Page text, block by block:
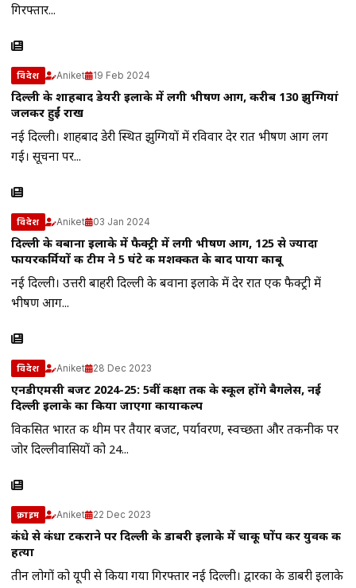
गिरफ्तार...
विदेश Aniket 19 Feb 2024
दिल्ली के शाहबाद डेयरी इलाके में लगी भीषण आग, करीब 130 झुग्गियां
जलकर हुईं राख
नई दिल्ली। शाहबाद डेरी स्थित झुग्गियों में रविवार देर रात भीषण आग लग
गई। सूचना पर...
विदेश Aniket 03 Jan 2024
दिल्ली के वबाना इलाके में फैक्ट्री में लगी भीषण आग, 125 से ज्यादा
फायरकर्मियों की टीम ने 5 घंटे की मशक्कत के बाद पाया काबू
नई दिल्ली। उत्तरी बाहरी दिल्ली के बवाना इलाके में देर रात एक फैक्ट्री में
भीषण आग...
विदेश Aniket 28 Dec 2023
एनडीएमसी बजट 2024-25: 5वीं कक्षा तक के स्कूल होंगे बैगलेस, नई
दिल्ली इलाके का किया जाएगा कायाकल्प
विकसित भारत की थीम पर तैयार बजट, पर्यावरण, स्वच्छता और तकनीक पर
जोर दिल्लीवासियों को 24...
क्राइम Aniket 22 Dec 2023
कंधे से कंधा टकराने पर दिल्ली के डाबरी इलाके में चाकू घोंप कर युवक की
हत्या
तीन लोगों को यूपी से किया गया गिरफ्तार नई दिल्ली। द्वारका के डाबरी इलाके